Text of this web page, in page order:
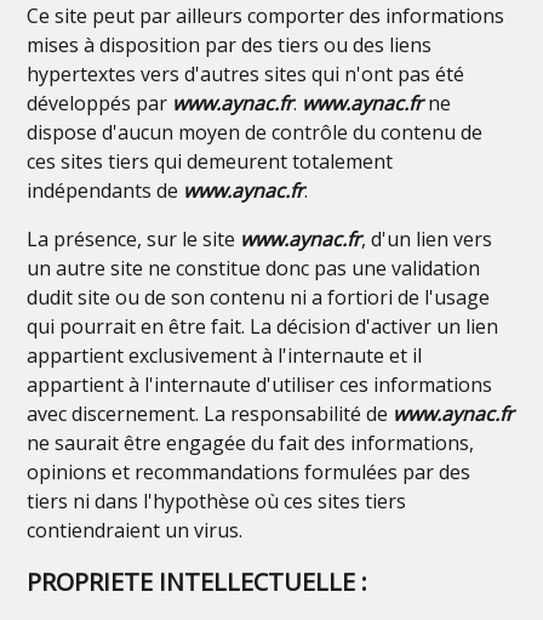
Ce site peut par ailleurs comporter des informations
mises à disposition par des tiers ou des liens
hypertextes vers d'autres sites qui n'ont pas été
développés par www.aynac.fr. www.aynac.frne
dispose d'aucun moyen de contrôle du contenu de
ces sites tiers qui demeurent totalement
indépendants de www.aynac.fr.
La présence, sur le site www.aynac.fr, d'un lien vers
un autre site ne constitue donc pas une validation
dudit site ou de son contenu ni a fortiori de l'usage
qui pourrait en être fait. La décision d'activer un lien
appartient exclusivement à l'internaute et il
appartient à l'internaute d'utiliser ces informations
avec discernement. La responsabilité de www.aynac.fr
ne saurait être engagée du fait des informations,
opinions et recommandations formulées par des
tiers ni dans l'hypothèse où ces sites tiers
contiendraient un virus.
PROPRIETE INTELLECTUELLE :